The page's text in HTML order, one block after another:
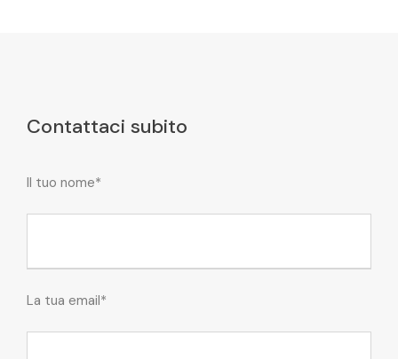
Contattaci subito
Il tuo nome*
La tua email*